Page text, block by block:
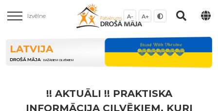
Izvēlne A- A+
LATVIJA
DROŠĀ MĀJA DAŽĀDIEM CILVĒKIEM
!! AKTUĀLI !! PRAKTISKA
INFORMĀCIJA CILVĒKIEM, KURI